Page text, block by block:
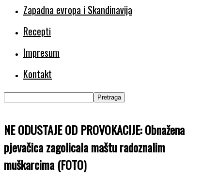
Zapadna evropa i Skandinavija
Recepti
Impresum
Kontakt
NE ODUSTAJE OD PROVOKACIJE: Obnažena
pjevačica zagolicala maštu radoznalim
muškarcima (FOTO)